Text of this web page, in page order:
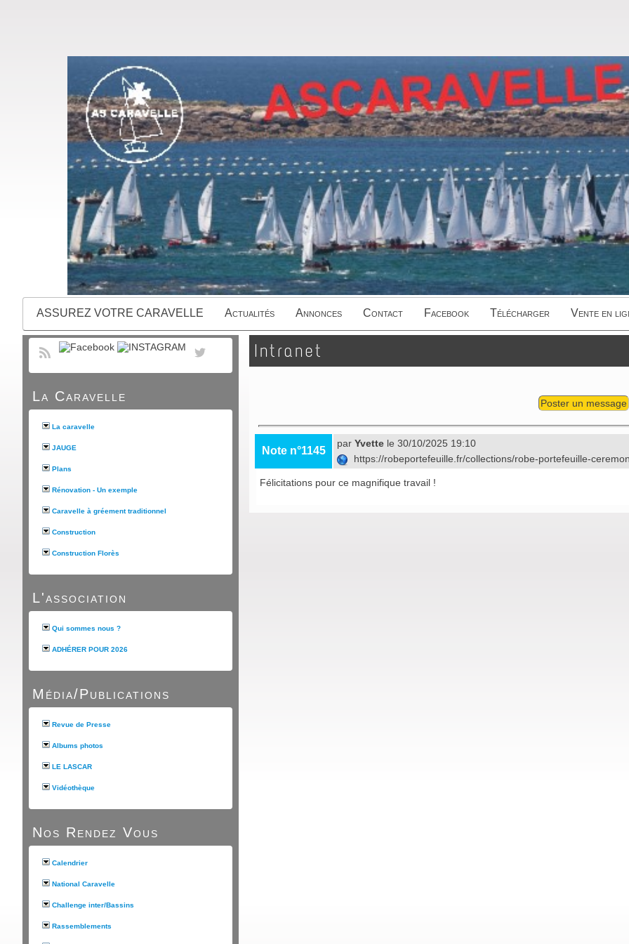
ASSUREZ VOTRE CARAVELLE Actualités Annonces Contact Facebook Télécharger Vente en
La Caravelle
La caravelle
JAUGE
Plans
Rénovation - Un exemple
Caravelle à gréement traditionnel
Construction
Construction Florès
L'association
Qui sommes nous ?
ADHÉRER POUR 2026
Média/Publications
Revue de Presse
Albums photos
LE LASCAR
Vidéothèque
Nos Rendez Vous
Calendrier
National Caravelle
Challenge inter/Bassins
Rassemblements
Intranet
Poster un message
Note n°1145
par Yvette le 30/10/2025 19:10
https://robeportefeuille.fr/collections/robe-portefeuille-
Félicitations pour ce magnifique travail !